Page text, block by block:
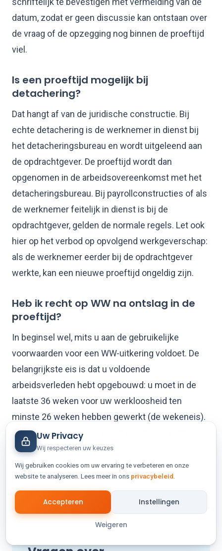
datum, zodat er geen discussie kan ontstaan over
de vraag of de opzegging nog binnen de proeftijd
viel.
Is een proeftijd mogelijk bij
detachering?
Dat hangt af van de juridische constructie. Bij
echte detachering is de werknemer in dienst bij
het detacheringsbureau en wordt uitgeleend aan
de opdrachtgever. De proeftijd wordt dan
opgenomen in de arbeidsovereenkomst met het
detacheringsbureau. Bij payrollconstructies of als
de werknemer feitelijk in dienst is bij de
opdrachtgever, gelden de normale regels. Let ook
hier op het verbod op opvolgend werkgeverschap:
als de werknemer eerder bij de opdrachtgever
werkte, kan een nieuwe proeftijd ongeldig zijn.
Heb ik recht op WW na ontslag in de
proeftijd?
In beginsel wel, mits u aan de gebruikelijke
voorwaarden voor een WW-uitkering voldoet. De
belangrijkste eis is dat u voldoende
arbeidsverleden hebt opgebouwd: u moet in de
laatste 36 weken voor uw werkloosheid ten
minste 26 weken hebben gewerkt (de wekeneis).
Ontslag in de proeftijd wordt niet als verwijtbare
werkloosheid aangemerkt, zolang u niet zelf actief
hebt aangestuurd op het ontslag. Meld u zo snel
mogelijk bij het UWV om uw rechten veilig te
stellen.
Uw Privacy
Wij respecteren uw keuzes
Wij gebruiken cookies om uw ervaring te verbeteren en onze
website te analyseren. Lees meer in ons privacybeleid
Accepteren Instellingen
Weigeren